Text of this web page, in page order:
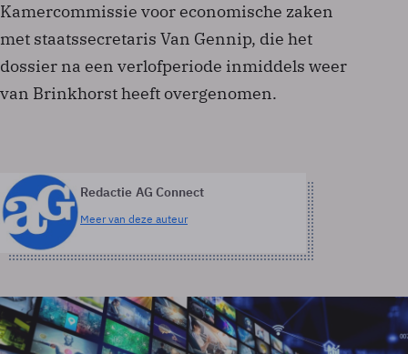
Kamercommissie voor economische zaken
met staatssecretaris Van Gennip, die het
dossier na een verlofperiode inmiddels weer
van Brinkhorst heeft overgenomen.
Redactie AG Connect
Meer van deze auteur